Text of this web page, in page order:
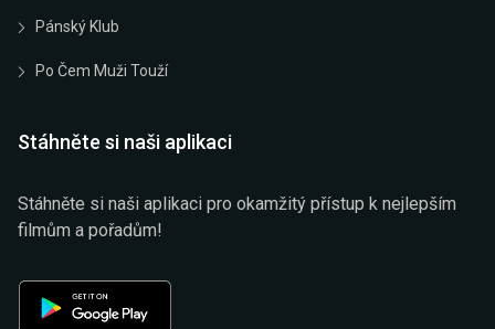
Pánský Klub
Po Čem Muži Touží
Stáhněte si naši aplikaci
Stáhněte si naši aplikaci pro okamžitý přístup k nejlepším
filmům a pořadům!